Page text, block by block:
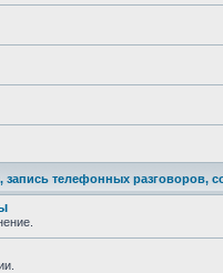
телефонных разговоров,